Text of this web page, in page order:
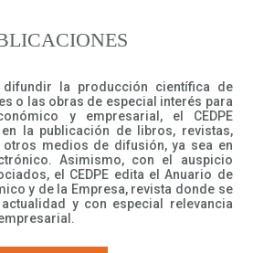
la producción científica de
o las obras de especial interés para
y empresarial, el CEDPE
la publicación de libros, revistas,
otros medios de difusión, ya sea en
Asimismo, con el auspicio
el CEDPE edita el Anuario de
y de la Empresa, revista donde se
y con especial relevancia